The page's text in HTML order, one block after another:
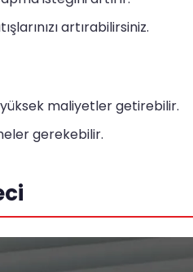
artırabilirsiniz.
maliyetler getirebilir.
gerekebilir.